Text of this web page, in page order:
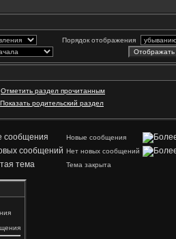
Порядок отображения
Отметить раздел прочитанным
Показать родительский раздел
Новые сообщения
Нет новых сообщений
Тема закрыта